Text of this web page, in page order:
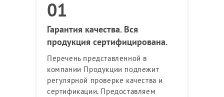
Гарантия качества. Вся
продукция сертифицирована.
Перечень представленной в
компании Продукции подлежит
регулярной проверке качества и
сертификации. Предоставляем